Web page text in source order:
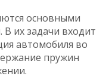
основными
их задачи входит
автомобиля во
пружин